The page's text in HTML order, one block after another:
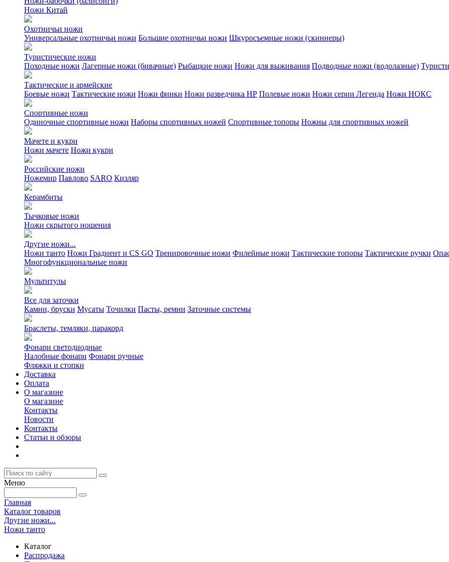
Ножи Китай
Охотничьи ножи
Универсальные охотничьи ножи Большие охотничьи ножи Шкуросъемные ножи (скиннеры)
Туристические ножи
Походные ножи Лагерные ножи (бивачные) Рыбацкие ножи Ножи для выживания Подводные ножи (водолазные)
Тактические и армейские
Боевые ножи Тактические ножи Ножи финки Ножи разведчика НР Полевые ножи Ножи серии Легенда Ножи НОКС
Спортивные ножи
Одиночные спортивные ножи Наборы спортивных ножей Спортивные топоры Ножны для спортивных ножей
Мачете и кукри
Ножи мачете Ножи кукри
Российские ножи
Ножемир Павлово SARO Кизляр
Керамбиты
Тычковые ножи
Ножи скрытого ношения
Другие ножи...
Ножи танто Ножи Градиент и CS GO Тренировочные ножи Филейные ножи Тактические топоры Тактические ручки
Многофункциональные ножи
Мультитулы
Все для заточки
Камни, бруски Мусаты Точилки Пасты, ремни Заточные системы
Браслеты, темляки, паракорд
Фонари светодиодные
Налобные фонари Фонари ручные
Фляжки и стопки
Доставка
Оплата
О магазине
О магазине
Контакты
Новости
Контакты
Статьи и обзоры
Меню
Главная
Каталог товаров
Другие ножи...
Ножи танто
Каталог
Распродажа